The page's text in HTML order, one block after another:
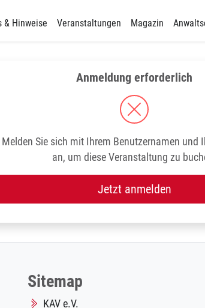
& Hinweise Veranstaltungen Magazin
Anmeldung erforderlich
Melden Sie sich mit Ihrem Benutzernamen und
an, um diese Veranstaltung zu
Jetzt anmelden
Sitemap
KAV e.V.